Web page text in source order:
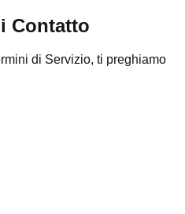
Contatto
di Servizio, ti preghiamo